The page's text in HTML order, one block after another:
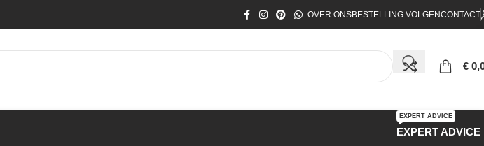
OVER ONSBESTELLING VOLGENCONTACT
€
EXPERT ADVICE
EXPERT ADVICE